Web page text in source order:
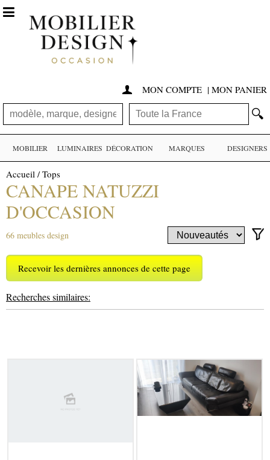
 MON COMPTE | MON PANIER
🔍

MOBILIER LUMINAIRES DÉCORATION MARQUES DESIGNERS
Accueil /Tops
CANAPE NATUZZI
D'OCCASION
66 meubles design
Recevoir les dernières annonces de cette page
Recherches similaires: